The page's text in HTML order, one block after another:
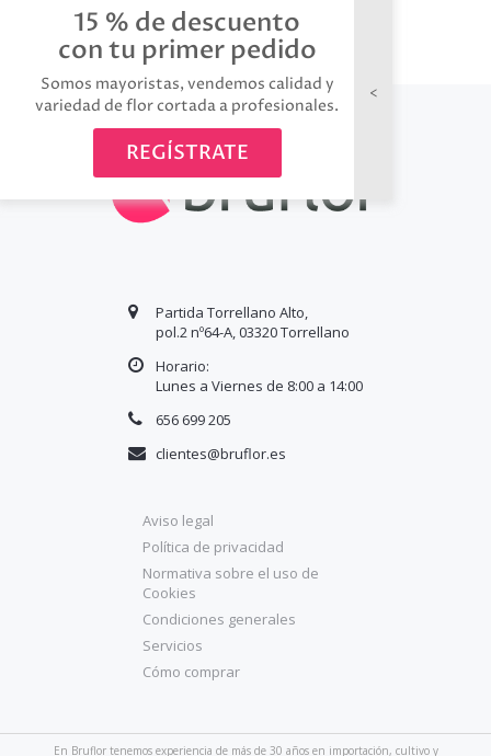
15 % de descuento
con tu primer pedido
Somos mayoristas, vendemos calidad y
variedad de flor cortada a profesionales.
REGÍSTRATE
Aviso legal
Política de privacidad
Normativa sobre el uso de
Cookies
Condiciones generales
Servicios
Cómo comprar
Partida Torrellano Alto,
pol.2 nº64-A, 03320 Torrellano
Horario:
Lunes a Viernes de 8:00 a 14:00
656 699 205
clientes@bruflor.es
En Bruflor tenemos experiencia de más de 30 años en importación, cultivo y